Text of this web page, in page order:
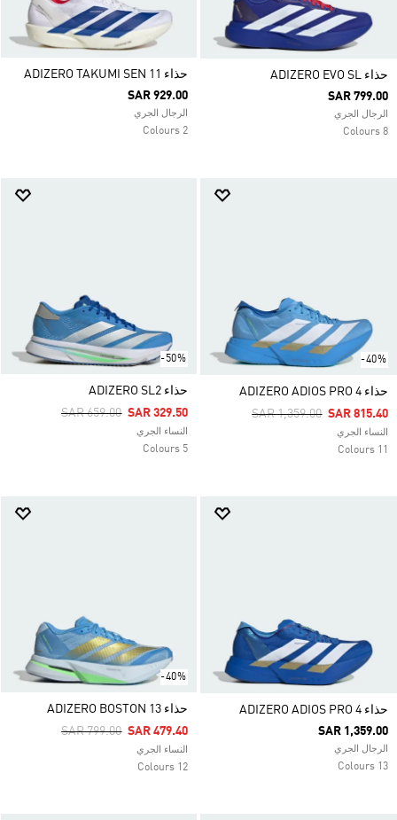
حذاء ADIZERO EVO SL
SAR 799.00
الرجال الجري
8 Colours
حذاء ADIZERO TAKUMI SEN 11
SAR 929.00
الرجال الجري
2 Colours
-40%
حذاء ADIZERO ADIOS PRO 4
Price Reduced From
SAR 1,359.00ToSAR 815.40
النساء الجري
11 Colours
-50%
حذاء ADIZERO SL2
Price Reduced From
SAR 659.00ToSAR 329.50
النساء الجري
5 Colours
حذاء ADIZERO ADIOS PRO 4
SAR 1,359.00
الرجال الجري
13 Colours
-40%
حذاء ADIZERO BOSTON 13
Price Reduced From
SAR 799.00ToSAR 479.40
النساء الجري
12 Colours